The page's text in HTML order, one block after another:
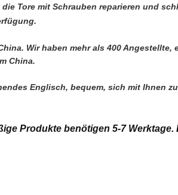
Tore mit Schrauben reparieren und
Wir haben mehr als 400 Angestellte,
China.
Englisch, bequem, sich mit Ihnen zu
Produkte benötigen 5-7 Werktage.